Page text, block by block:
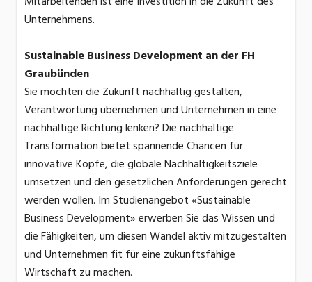
Unternehmens.
Sustainable Business Development an der FH
Graubünden
Sie möchten die Zukunft nachhaltig gestalten,
Verantwortung übernehmen und Unternehmen in eine
nachhaltige Richtung lenken? Die nachhaltige
Transformation bietet spannende Chancen für
innovative Köpfe, die globale Nachhaltigkeitsziele
umsetzen und den gesetzlichen Anforderungen gerecht
werden wollen. Im Studienangebot «Sustainable
Business Development» erwerben Sie das Wissen und
die Fähigkeiten, um diesen Wandel aktiv mitzugestalten
und Unternehmen fit für eine zukunftsfähige
Wirtschaft zu machen.